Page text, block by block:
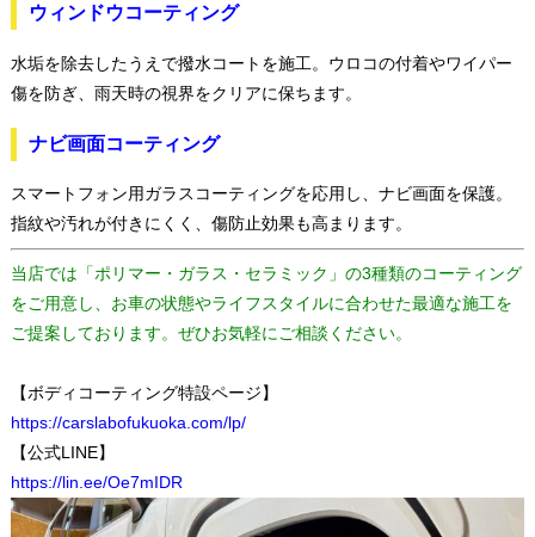
ウィンドウコーティング
水垢を除去したうえで撥水コートを施工。ウロコの付着やワイパー
傷を防ぎ、雨天時の視界をクリアに保ちます。
ナビ画面コーティング
スマートフォン用ガラスコーティングを応用し、ナビ画面を保護。
指紋や汚れが付きにくく、傷防止効果も高まります。
当店では「ポリマー・ガラス・セラミック」の3種類のコーティング
をご用意し、お車の状態やライフスタイルに合わせた最適な施工を
ご提案しております。ぜひお気軽にご相談ください。
【ボディコーティング特設ページ】
https://carslabofukuoka.com/lp/
【公式LINE】
https://lin.ee/Oe7mIDR